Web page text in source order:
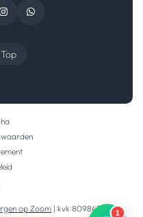
op Zoom | kvk 80984290 1